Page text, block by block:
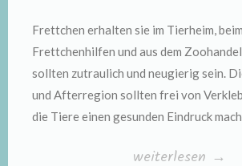
Frettchen erhalten sie im Tierheim,
Frettchenhilfen und aus dem
sollten zutraulich und neugierig sein.
und Afterregion sollten frei von
die Tiere einen gesunden Eindruck
„Vorüberlegungen
weiterlesen →